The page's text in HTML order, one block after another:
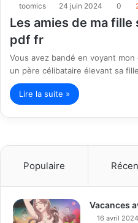
toomics 24 juin 2024 0
Les amies de ma
pdf fr
Vous avez bandé en voyant mon
un père célibataire élevant sa
Lire la suite »
Populaire
Vacances
16 avril 2024